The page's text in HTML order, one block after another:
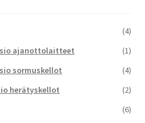
(4)
ajanottolaitteet
(1)
sormuskellot
(4)
herätyskellot
(2)
(6)